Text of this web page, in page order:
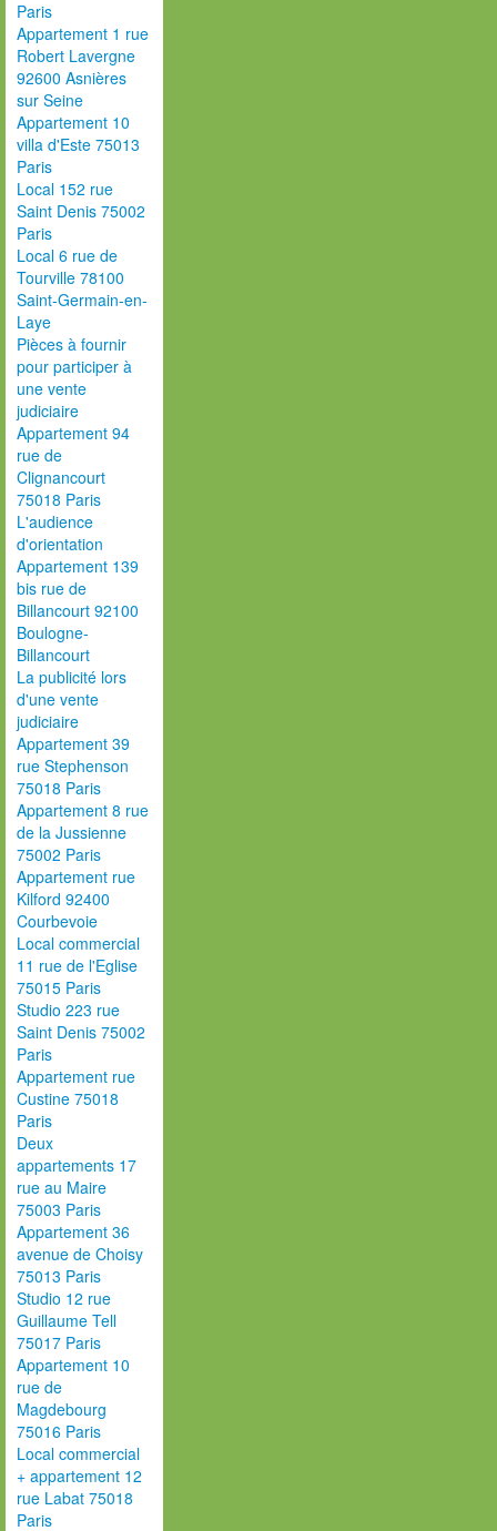
Paris
Appartement 1 rue
Robert Lavergne
92600 Asnières
sur Seine
Appartement 10
villa d'Este 75013
Paris
Local 152 rue
Saint Denis 75002
Paris
Local 6 rue de
Tourville 78100
Saint-Germain-en-
Laye
Pièces à fournir
pour participer à
une vente
judiciaire
Appartement 94
rue de
Clignancourt
75018 Paris
L'audience
d'orientation
Appartement 139
bis rue de
Billancourt 92100
Boulogne-
Billancourt
La publicité lors
d'une vente
judiciaire
Appartement 39
rue Stephenson
75018 Paris
Appartement 8 rue
de la Jussienne
75002 Paris
Appartement rue
Kilford 92400
Courbevoie
Local commercial
11 rue de l'Eglise
75015 Paris
Studio 223 rue
Saint Denis 75002
Paris
Appartement rue
Custine 75018
Paris
Deux
appartements 17
rue au Maire
75003 Paris
Appartement 36
avenue de Choisy
75013 Paris
Studio 12 rue
Guillaume Tell
75017 Paris
Appartement 10
rue de
Magdebourg
75016 Paris
Local commercial
+ appartement 12
rue Labat 75018
Paris